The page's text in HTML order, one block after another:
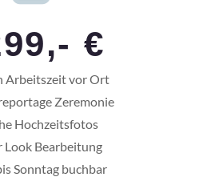
€
Arbeitszeit vor Ort
Zeremonie
Hochzeitsfotos
Look Bearbeitung
Sonntag buchbar